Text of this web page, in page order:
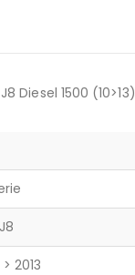
Diesel 1500 (10>13)
2013